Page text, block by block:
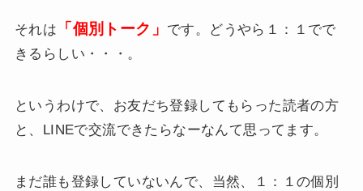
それは 「個別トーク」 です。どうやら１：１でで
きるらしい・・・。
というわけで、お友だち登録してもらった読者の方
と、LINEで交流できたらなーなんて思ってます。
まだ誰も登録していないんで、当然、１：１の個別